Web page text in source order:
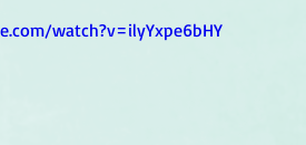
watch?v=ilyYxpe6bHY